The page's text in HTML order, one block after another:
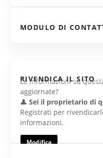
MODULO DI
RIVENDICA IL SITO
Le informazioni su
aggiornate?
👤 Sei il proprietario di
Registrati per
informazioni.
Modifica